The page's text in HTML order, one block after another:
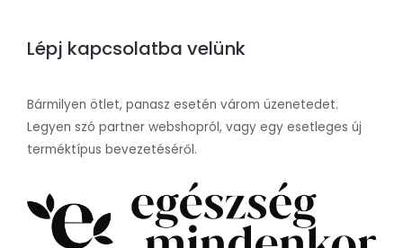
Lépj kapcsolatba velünk
Bármilyen ötlet, panasz esetén várom üzenetedet.
Legyen szó partner webshopról, vagy egy esetleges új
terméktípus bevezetéséről.